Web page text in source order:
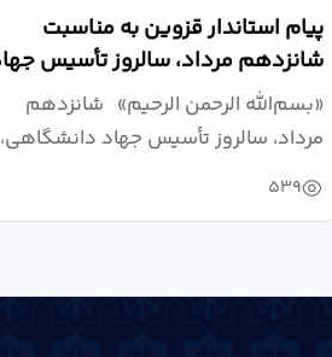
پیام استاندار قزوین به مناسبت
شانزدهم مرداد، سالروز تأسیس
دانشگاهی
«بسم‌الله الرحمن الرحیم» شانزدهم
مرداد، سالروز تأسیس جهاد
539